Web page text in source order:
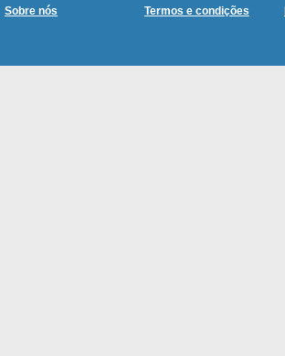
Sobre nós Termos e condições